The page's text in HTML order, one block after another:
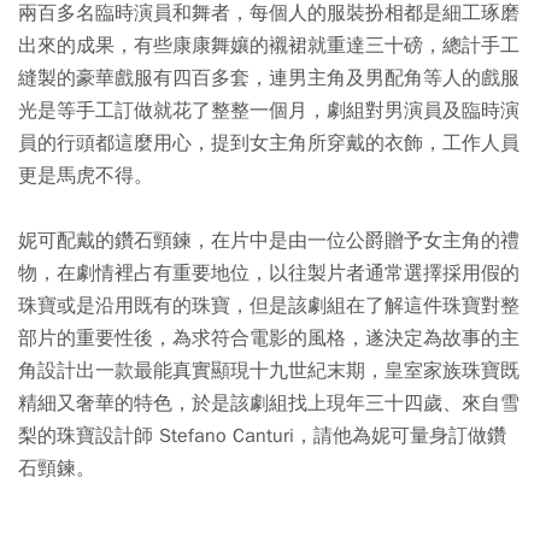
兩百多名臨時演員和舞者，每個人的服裝扮相都是細工琢磨
出來的成果，有些康康舞孃的襯裙就重達三十磅，總計手工
縫製的豪華戲服有四百多套，連男主角及男配角等人的戲服
光是等手工訂做就花了整整一個月，劇組對男演員及臨時演
員的行頭都這麼用心，提到女主角所穿戴的衣飾，工作人員
更是馬虎不得。
妮可配戴的鑽石頸鍊，在片中是由一位公爵贈予女主角的禮
物，在劇情裡占有重要地位，以往製片者通常選擇採用假的
珠寶或是沿用既有的珠寶，但是該劇組在了解這件珠寶對整
部片的重要性後，為求符合電影的風格，遂決定為故事的主
角設計出一款最能真實顯現十九世紀末期，皇室家族珠寶既
精細又奢華的特色，於是該劇組找上現年三十四歲、來自雪
梨的珠寶設計師 Stefano Canturi，請他為妮可量身訂做鑽
石頸鍊。